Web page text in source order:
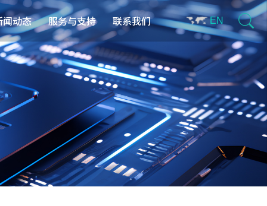
闻动态 服务与支持 联系我们 EN